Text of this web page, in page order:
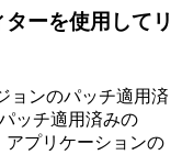
ーを使用してリ
ョンのパッチ適用済
ッチ適用済みの
アプリケーションの